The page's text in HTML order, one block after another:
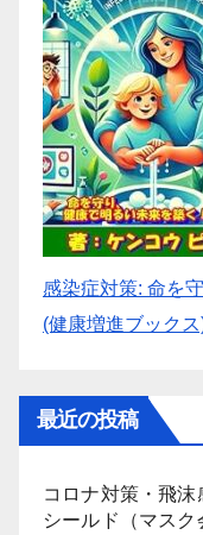
感染症対策: 命を
(健康増進ブック
最近の投稿
コロナ対策・飛
シールド（マスク